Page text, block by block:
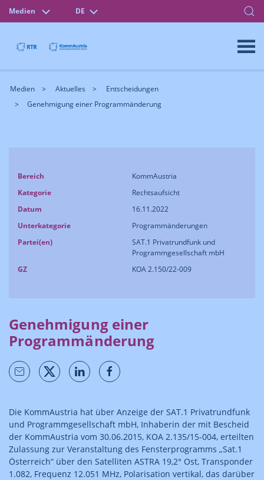
Medien DE
Medien Aktuelles
Entscheidungen
Genehmigung einer Programmänderung
Bereich
KommAustria
Kategorie
Rechtsaufsicht
Datum
16.11.2022
Unterkategorie
Programmänderungen
Partei(en)
SAT.1 Privatrundfunk und
Programmgesellschaft mbH
GZ
KOA 2.150/22-009
Genehmigung einer
Programmänderung
Die KommAustria hat über Anzeige der SAT.1 Privatrundfunk
und Programmgesellschaft mbH, Inhaberin der mit Bescheid
der KommAustria vom 30.06.2015, KOA 2.135/15-004, erteilten
Zulassung zur Veranstaltung des Fensterprogramms „Sat.1
Österreich“ über den Satelliten ASTRA 19,2° Ost, Transponder
1.082, Frequenz 12.051 MHz, Polarisation vertikal, das darüber